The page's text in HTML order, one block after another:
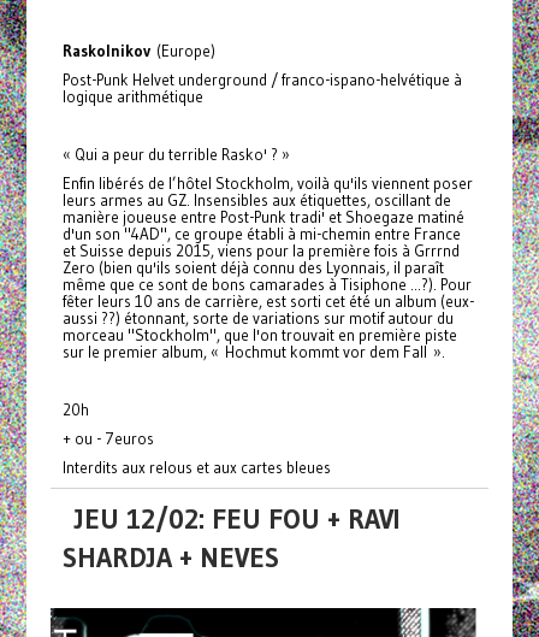
Raskolnikov(Europe)
Post-Punk Helvet underground / franco-ispano-helvétique à
logique arithmétique
« Qui a peur du terrible Rasko' ? »
Enfin libérés de l’hôtel Stockholm, voilà qu'ils viennent poser
leurs armes au GZ. Insensibles aux étiquettes, oscillant de
manière joueuse entre Post-Punk tradi' et Shoegaze matiné
d'un son "4AD", ce groupe établi à mi-chemin entre France
et Suisse depuis 2015, viens pour la première fois à Grrrnd
Zero (bien qu'ils soient déjà connu des Lyonnais, il paraît
même que ce sont de bons camarades à Tisiphone ...?). Pour
fêter leurs 10 ans de carrière, est sorti cet été un album (eux-
aussi ??) étonnant, sorte de variations sur motif autour du
morceau "Stockholm", que l'on trouvait en première piste
sur le premier album, « Hochmut kommt vor dem Fall ».
20h
+ ou - 7euros
Interdits aux relous et aux cartes bleues
JEU 12/02: FEU FOU + RAVI
SHARDJA + NEVES